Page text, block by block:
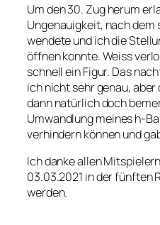
Um den 30. Zug herum
Ungenauigkeit, nach
wendete und ich die
öffnen konnte. Weiss
schnell ein Figur. Das
ich nicht sehr genau,
dann natürlich doch
Umwandlung meines h-
verhindern können und
Ich danke allen
03.03.2021 in der fünften
werden.